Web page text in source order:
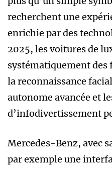
recherchent une
enrichie par des
2025, les voitures de
systématiquement
la reconnaissance
autonome avancée et
d’infodivertissement
Mercedes-Benz, avec
par exemple une